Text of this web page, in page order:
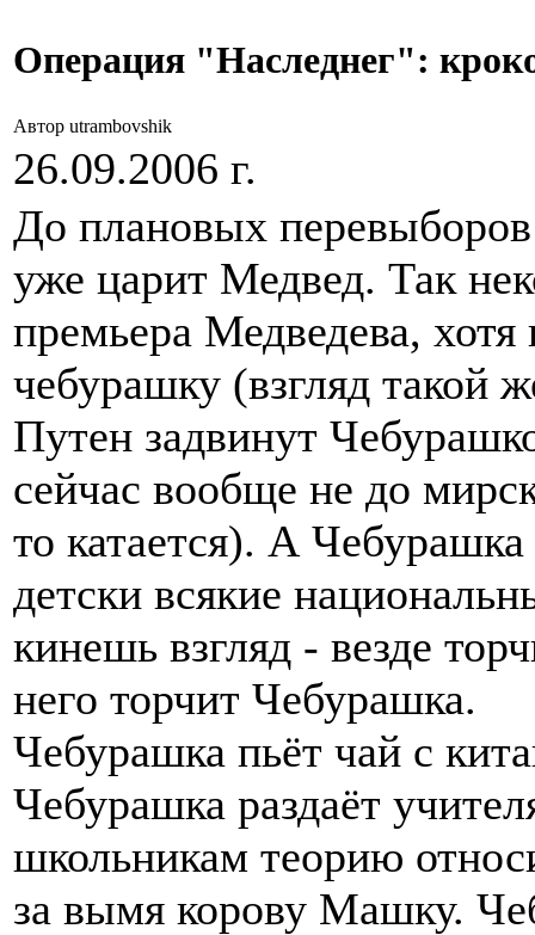
Операция "Наследнег":
Автор utrambovshik
26.09.2006 г.
До плановых перевыборов
уже царит Медвед. Так
премьера Медведева,
чебурашку (взгляд такой
Путен задвинут
сейчас вообще не до
то катается). А
детски всякие
кинешь взгляд - везде
него торчит Чебурашка.
Чебурашка пьёт чай с
Чебурашка раздаёт
школьникам теорию
за вымя корову Машку.